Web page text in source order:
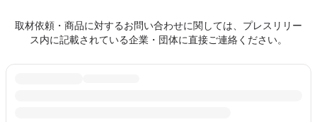
取材依頼・商品に対するお問い合わせに関しては、プレスリリー
ス内に記載されている企業・団体に直接ご連絡ください。